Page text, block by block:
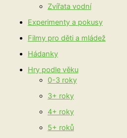
Zvířata vodní
Experimenty a pokusy
Filmy pro děti a mládež
Hádanky
Hry podle věku
0-3 roky
3+ roky
4+ roky
5+ roků